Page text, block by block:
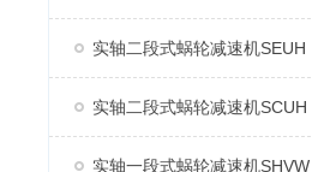
实轴二段式蜗轮减速机SEUH
实轴二段式蜗轮减速机SCUH
实轴一段式蜗轮减速机SHVW